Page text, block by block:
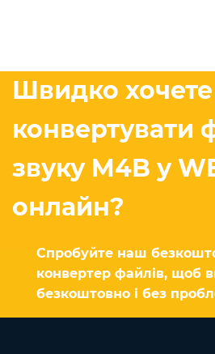
Швидко хочете
конвертувати
звуку M4B у
онлайн?
Спробуйте наш
конвертер файлів, щоб
безкоштовно і без